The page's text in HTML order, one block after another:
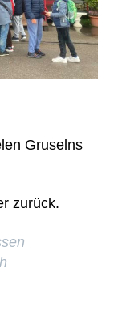
Gruselns
zurück.